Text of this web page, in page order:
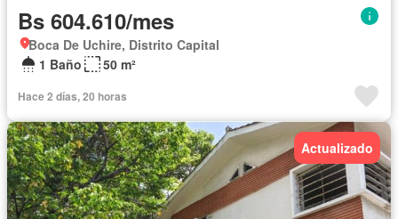
Bs 604.610/mes
Boca De Uchire, Distrito Capital
1 Baño
50 m²
Hace 2 días, 20 horas
Actualizado